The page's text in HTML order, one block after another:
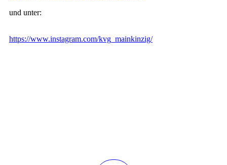
und unter:
https://www.instagram.com/kvg_mainkinzig/